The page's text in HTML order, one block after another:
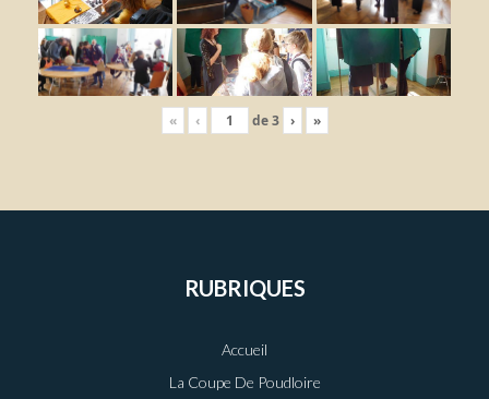
« ‹ de3 › »
RUBRIQUES
Accueil
La Coupe De Poudloire